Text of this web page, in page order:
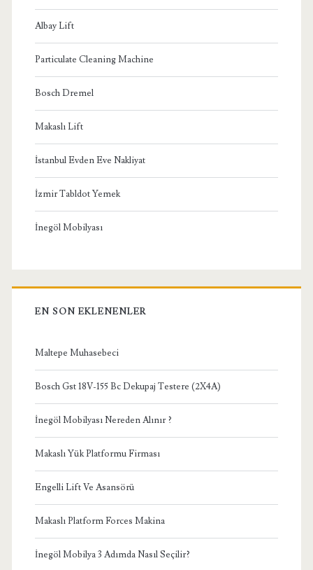
Albay Lift
Particulate Cleaning Machine
Bosch Dremel
Makaslı Lift
İstanbul Evden Eve Nakliyat
İzmir Tabldot Yemek
İnegöl Mobilyası
EN SON EKLENENLER
Maltepe Muhasebeci
Bosch Gst 18V-155 Bc Dekupaj Testere (2X4A)
İnegöl Mobilyası Nereden Alınır ?
Makaslı Yük Platformu Firması
Engelli Lift Ve Asansörü
Makaslı Platform Forces Makina
İnegöl Mobilya 3 Adımda Nasıl Seçilir?